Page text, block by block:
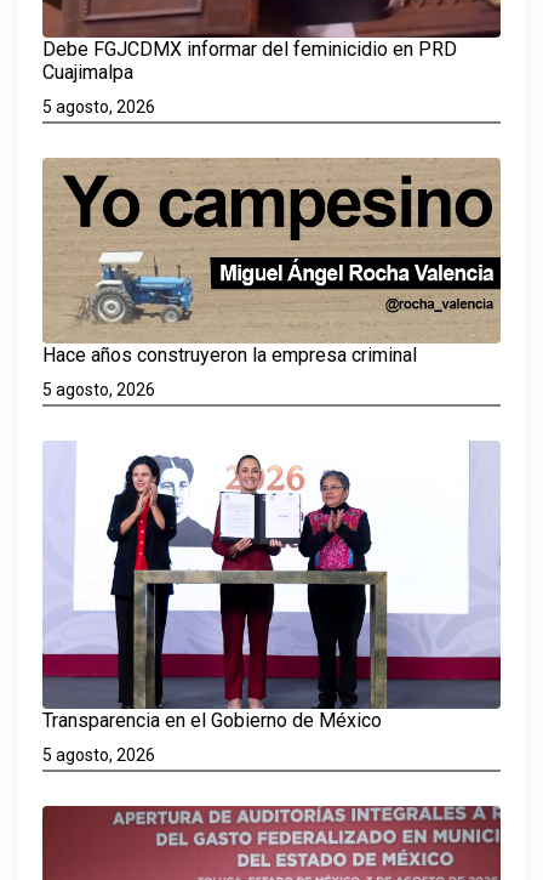
Debe FGJCDMX informar del feminicidio en PRD
Cuajimalpa
5 agosto, 2026
Hace años construyeron la empresa criminal
5 agosto, 2026
Transparencia en el Gobierno de México
5 agosto, 2026